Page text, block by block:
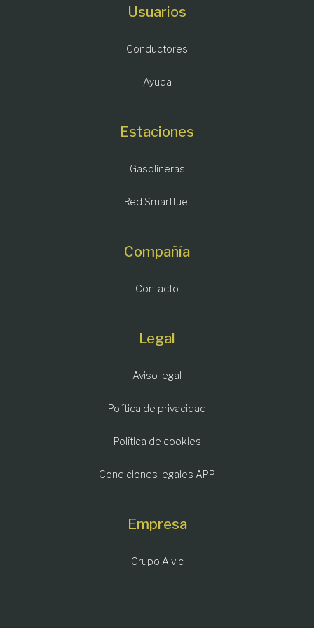
Usuarios
Conductores
Ayuda
Estaciones
Gasolineras
Red Smartfuel
Compañía
Contacto
Legal
Aviso legal
Política de privacidad
Política de cookies
Condiciones legales APP
Empresa
Grupo Alvic